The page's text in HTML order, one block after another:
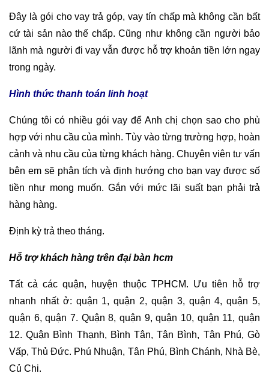
Đây là gói cho vay trả góp, vay tín chấp mà không cần bất
cứ tài sản nào thế chấp. Cũng như không cần người bảo
lãnh mà người đi vay vẫn được hỗ trợ khoản tiền lớn ngay
trong ngày.
Hình thức thanh toán linh hoạt
Chúng tôi có nhiều gói vay để Anh chị chọn sao cho phù
hợp với nhu cầu của mình. Tùy vào từng trường hợp, hoàn
cảnh và nhu cầu của từng khách hàng. Chuyên viên tư vấn
bên em sẽ phân tích và định hướng cho bạn vay được số
tiền như mong muốn. Gắn với mức lãi suất bạn phải trả
hàng hàng.
Định kỳ trả theo tháng.
Hỗ trợ khách hàng trên đại bàn hcm
Tất cả các quận, huyện thuộc TPHCM. Ưu tiên hỗ trợ
nhanh nhất ở: quận 1, quận 2, quận 3, quận 4, quận 5,
quận 6, quận 7. Quận 8, quận 9, quận 10, quận 11, quận
12. Quận Bình Thạnh, Bình Tân, Tân Bình, Tân Phú, Gò
Vấp, Thủ Đức. Phú Nhuận, Tân Phú, Bình Chánh, Nhà Bè,
Củ Chi.